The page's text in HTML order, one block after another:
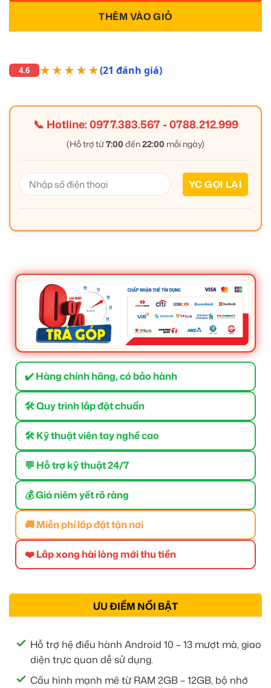
THÊM VÀO GIỎ
4.6 ★★★★★(21 đánh giá)
📞 Hotline:0977.383.567-0788.212.999
(Hỗ trợ từ7:00 đến22:00 mỗi ngày)
✔️ Hàng chính hãng, có bảo hành
🛠 Quy trình lắp đặt chuẩn
🛠 Kỹ thuật viên tay nghề cao
💬 Hỗ trợ kỹ thuật 24/7
💰 Giá niêm yết rõ ràng
🚚 Miễn phí lắp đặt tận nơi
❤️ Lắp xong hài lòng mới thu tiền
ƯU ĐIỂM NỔI BẬT
Hỗ trợ hệ điều hành Android 10 – 13 mượt mà, giao
diện trực quan dễ sử dụng.
Cấu hình mạnh mẽ từ RAM 2GB – 12GB, bộ nhớ